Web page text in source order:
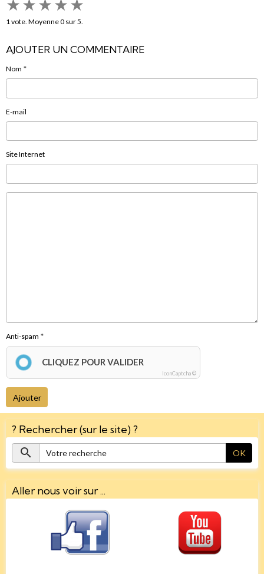
★★★★★
1vote. Moyenne0 sur 5.
AJOUTER UN COMMENTAIRE
Nom
E-mail
Site Internet
Anti-spam
CLIQUEZ POUR VALIDER
IconCaptcha ©
Ajouter
? Rechercher (sur le site) ?
OK
Aller nous voir sur ...